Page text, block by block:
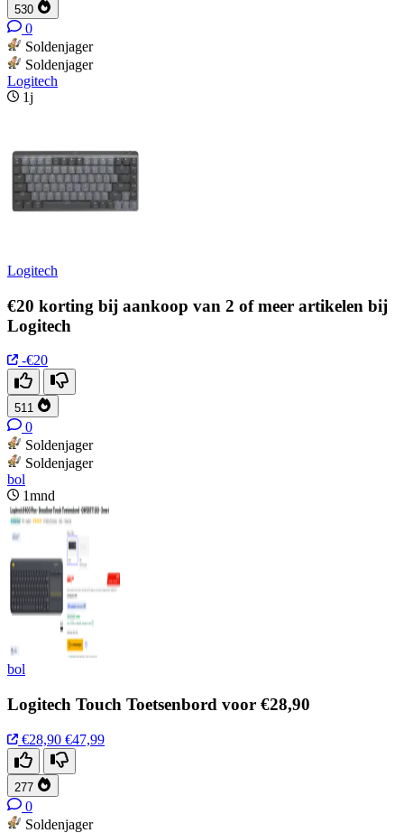
530
0
Soldenjager
Soldenjager
Logitech
1j
Logitech
€20 korting bij aankoop van 2 of meer artikelen bij
Logitech
-€20
511
0
Soldenjager
Soldenjager
bol
1mnd
bol
Logitech Touch Toetsenbord voor €28,90
€28,90 €47,99
277
0
Soldenjager